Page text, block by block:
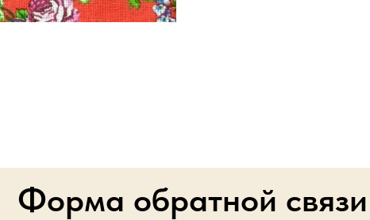
Форма обратной связи